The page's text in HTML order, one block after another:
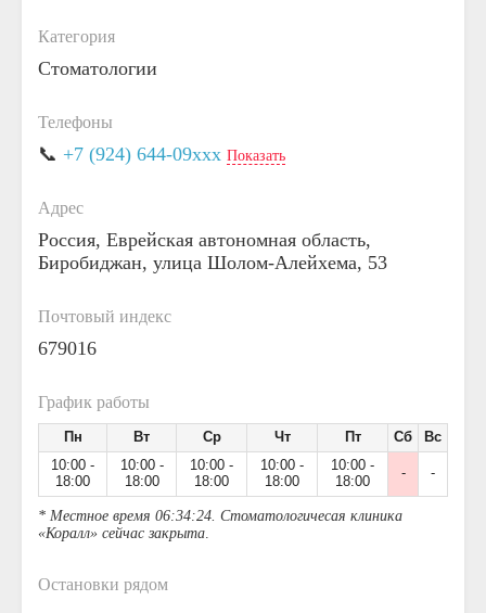
Категория
Стоматологии
Телефоны
📞 +7 (924) 644-09xxx Показать
Адрес
Россия, Еврейская автономная область,
Биробиджан, улица Шолом-Алейхема, 53
Почтовый индекс
679016
График работы
Пн Вт Ср Чт Пт Сб
Вс
10:00 -
18:00
10:00 -
18:00
10:00 -
18:00
10:00 -
18:00
10:00 -
18:00
- -
* Местное время 06:34:24. Стоматологичесая клиника
«Коралл» сейчас закрыта.
Остановки рядом